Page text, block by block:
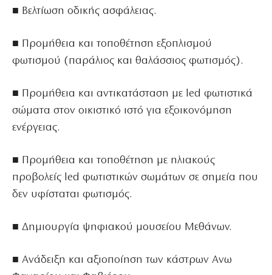
■ Βελτίωση οδικής ασφάλειας.
■ Προμήθεια και τοποθέτηση εξοπλισμού
φωτισμού (παράλιος και θαλάσσιος φωτισμός).
■ Προμήθεια και αντικατάσταση με led φωτιστικά
σώματα στον οικιστικό ιστό για εξοικονόμηση
ενέργειας.
■ Προμήθεια και τοποθέτηση με ηλιακούς
προβολείς led φωτιστικών σωμάτων σε σημεία που
δεν υφίσταται φωτισμός.
■ Δημιουργία ψηφιακού μουσείου Μεθάνων.
■ Ανάδειξη και αξιοποίηση των κάστρων Ανω